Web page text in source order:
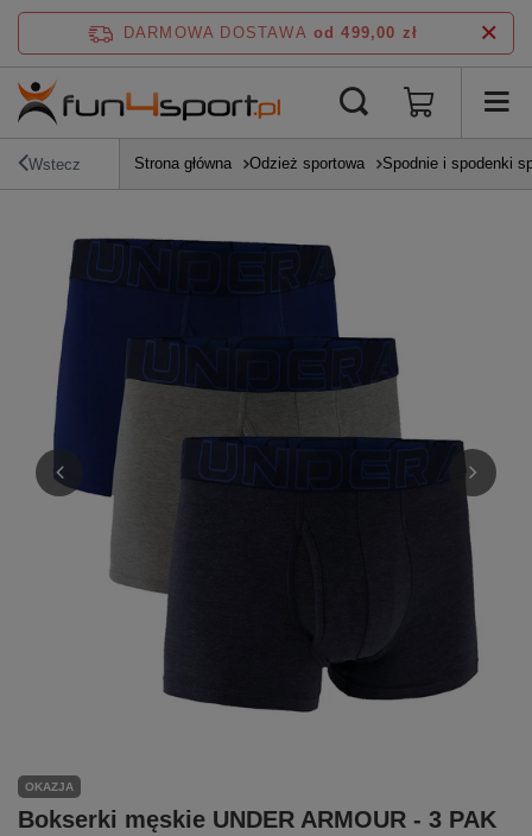
DARMOWA DOSTAWA od 499,00 zł
Wstecz Strona główna Odzież sportowa Spodnie i spodenki
OKAZJA
Bokserki męskie UNDER ARMOUR - 3 PAK